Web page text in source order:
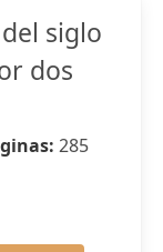
siglo
dos
285